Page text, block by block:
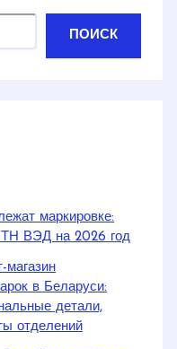
ПОИСК
маркировке:
ТН ВЭД на 2026 год
магазин
в Беларуси:
детали,
отделений